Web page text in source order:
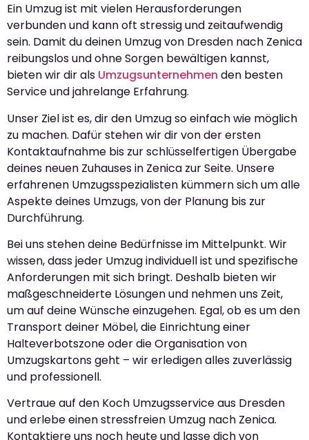
Ein Umzug ist mit vielen Herausforderungen
verbunden und kann oft stressig und zeitaufwendig
sein. Damit du deinen Umzug von Dresden nach Zenica
reibungslos und ohne Sorgen bewältigen kannst,
bieten wir dir als Umzugsunternehmen den besten
Service und jahrelange Erfahrung.
Unser Ziel ist es, dir den Umzug so einfach wie möglich
zu machen. Dafür stehen wir dir von der ersten
Kontaktaufnahme bis zur schlüsselfertigen Übergabe
deines neuen Zuhauses in Zenica zur Seite. Unsere
erfahrenen Umzugsspezialisten kümmern sich um alle
Aspekte deines Umzugs, von der Planung bis zur
Durchführung.
Bei uns stehen deine Bedürfnisse im Mittelpunkt. Wir
wissen, dass jeder Umzug individuell ist und spezifische
Anforderungen mit sich bringt. Deshalb bieten wir
maßgeschneiderte Lösungen und nehmen uns Zeit,
um auf deine Wünsche einzugehen. Egal, ob es um den
Transport deiner Möbel, die Einrichtung einer
Halteverbotszone oder die Organisation von
Umzugskartons geht – wir erledigen alles zuverlässig
und professionell.
Vertraue auf den Koch Umzugsservice aus Dresden
und erlebe einen stressfreien Umzug nach Zenica.
Kontaktiere uns noch heute und lasse dich von